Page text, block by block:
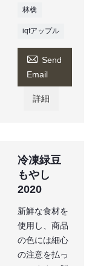
林檎
iqfアップル
 Send
Email
詳細
冷凍緑豆
もやし
2020
新鮮な食材を
使用し、商品
の色には細心
の注意を払っ